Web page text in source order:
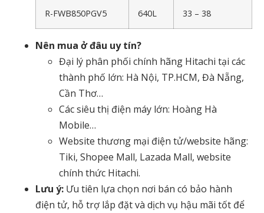
R-FWB850PGV5 640L 33 – 38
Nên mua ở đâu uy tín?
Đại lý phân phối chính hãng Hitachi tại các
thành phố lớn: Hà Nội, TP.HCM, Đà Nẵng,
Cần Thơ…
Các siêu thị điện máy lớn: Hoàng Hà
Mobile…
Website thương mại điện tử/website hãng:
Tiki, Shopee Mall, Lazada Mall, website
chính thức Hitachi.
Lưu ý: Ưu tiên lựa chọn nơi bán có bảo hành
điện tử, hỗ trợ lắp đặt và dịch vụ hậu mãi tốt để